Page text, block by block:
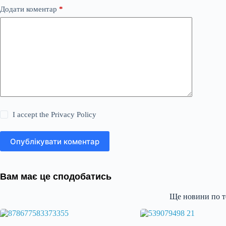
Додати коментар *
I accept thePrivacy Policy
Опублікувати коментар
Вам має це сподобатись
Ще новини по